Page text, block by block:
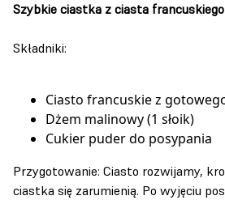
Szybkie ciastka z ciasta
Składniki:
Ciasto francuskie z
Dżem malinowy (1 słoik)
Cukier puder do posypania
Przygotowanie: Ciasto rozwijamy,
ciastka się zarumienią. Po wyjęciu